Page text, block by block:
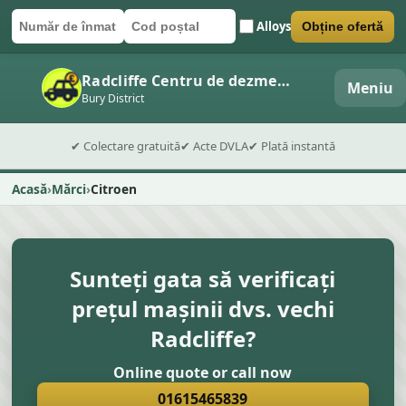
Număr de înmatriculare
Cod poștal Alloys
Trimite formularul Obține ofertă
Radcliffe Centru de dezmembrări auto
Bury District Meniu
✔ Colectare gratuită✔ Acte DVLA✔ Plată instantă
Acasă Mărci Citroen
Sunteți gata să verificați
prețul mașinii dvs. vechi
Radcliffe?
Online quote or call now
01615465839